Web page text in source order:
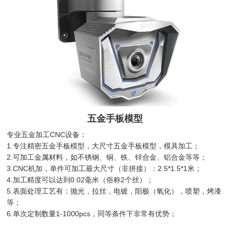
五金手板模型
专业五金加工CNC设备：
1.专注精密五金手板模型，大尺寸五金手板模型，模具加工；
2.可加工金属材料，如不锈钢、铜、铁、锌合金、铝合金等等；
3.CNC机加，单件可加工最大尺寸（非拼接）：2.5*1.5*1米；
4.加工精度可以达到0.02毫米（俗称2个丝）；
5.表面处理工艺有：抛光，拉丝，电镀，阳极（氧化），喷塑，烤漆
等；
6.单次定制数量1-1000pcs，同等条件下非常有优势；